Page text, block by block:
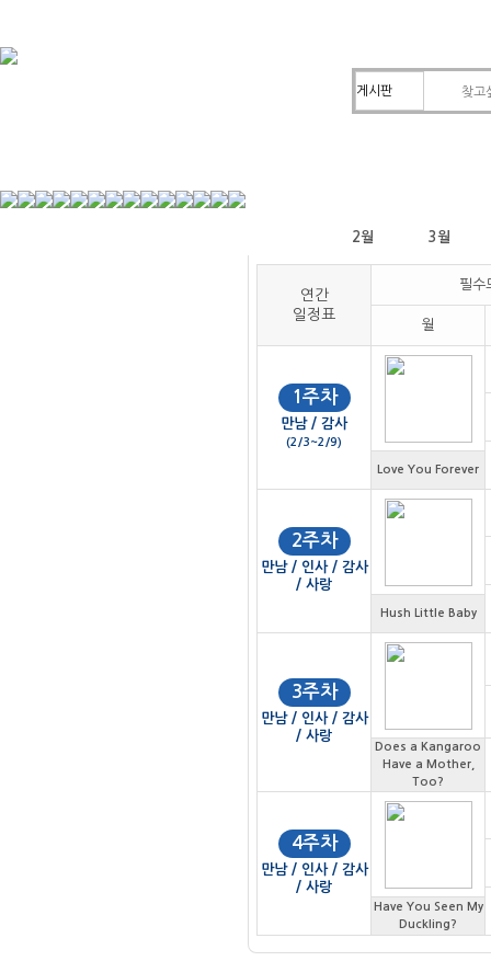
2월 3월
연간
일정표
필수
월
1주차
만남 / 감사
(2/3~2/9)
Love You Forever
2주차
만남 / 인사 / 감사
/ 사랑
Hush Little Baby
3주차
만남 / 인사 / 감사
/ 사랑
Does a Kangaroo
Have a Mother,
Too?
4주차
만남 / 인사 / 감사
/ 사랑
Have You Seen My
Duckling?